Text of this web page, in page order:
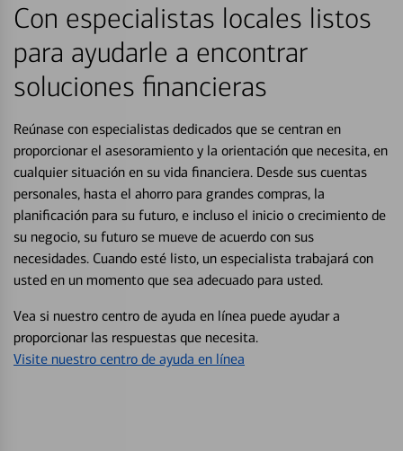
Con especialistas locales listos
para ayudarle a encontrar
soluciones financieras
Reúnase con especialistas dedicados que se centran en
proporcionar el asesoramiento y la orientación que necesita, en
cualquier situación en su vida financiera. Desde sus cuentas
personales, hasta el ahorro para grandes compras, la
planificación para su futuro, e incluso el inicio o crecimiento de
su negocio, su futuro se mueve de acuerdo con sus
necesidades. Cuando esté listo, un especialista trabajará con
usted en un momento que sea adecuado para usted.
Vea si nuestro centro de ayuda en línea puede ayudar a
proporcionar las respuestas que necesita.
Visite nuestro centro de ayuda en línea